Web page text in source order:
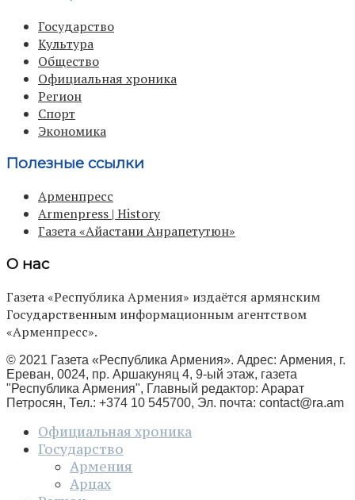
Государство
Культура
Общество
Официальная хроника
Регион
Спорт
Экономика
Полезные ссылки
Арменпресс
Armenpress | History
Газета «Айастани Анрапетутюн»
О нас
Газета «Республика Армения» издаётся армянским
Государственным информационным агентством
«Арменпресс».
© 2021 Газета «Республика Армения». Адрес: Армения, г.
Ереван, 0024, пр. Аршакуняц 4, 9-ый этаж, газета
"Республика Армения", Главный редактор: Арарат
Петросян, Тел.: +374 10 545700, Эл. почта: contact@ra.am
Официальная хроника
Государство
Армения
Арцах